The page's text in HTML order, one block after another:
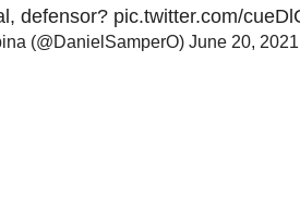
defensor? pic.twitter.com/
(@DanielSamperO) June 20, 2021